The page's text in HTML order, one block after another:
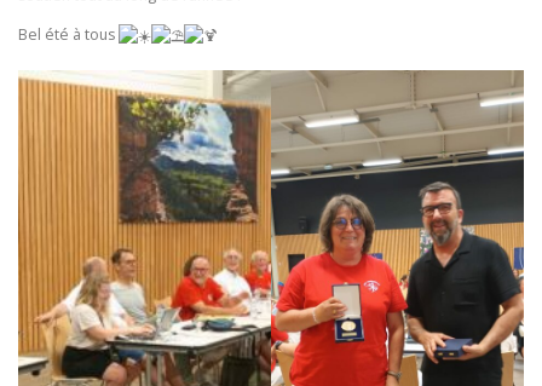
Bel été à tous